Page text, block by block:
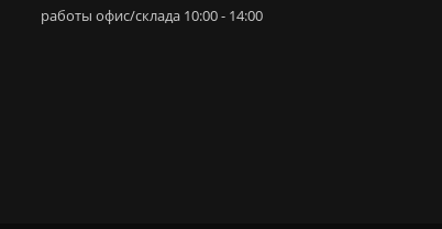
работы офис/склада 10:00 - 14:00